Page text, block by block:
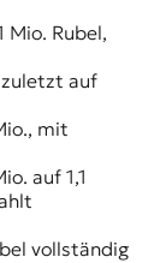
Mio. Rubel,
zuletzt auf
mit
auf 1,1
vollständig